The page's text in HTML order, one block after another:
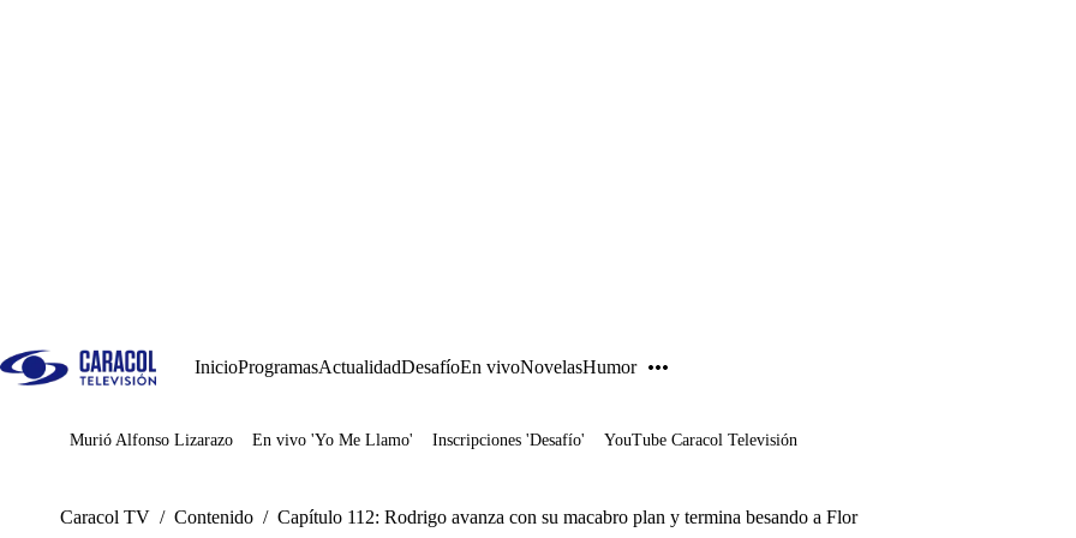
InicioProgramasActualidadDesafíoEn vivoNovelasHumor
Juegos
Murió Alfonso Lizarazo En vivo 'Yo Me Llamo' Inscripciones 'Desafío' YouTube Caracol Televisión
Caracol TV / Contenido / Capítulo 112: Rodrigo avanza con su macabro plan y termina besando a Flor